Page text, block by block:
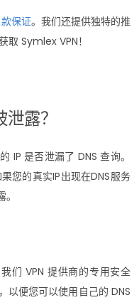
保证。我们还提供独特的推
取 Symlex VPN！
露？
是否泄漏了 DNS 查询。
您的真实IP出现在DNS服务
们 VPN 提供商的专用安全
以便您可以使用自己的 DNS